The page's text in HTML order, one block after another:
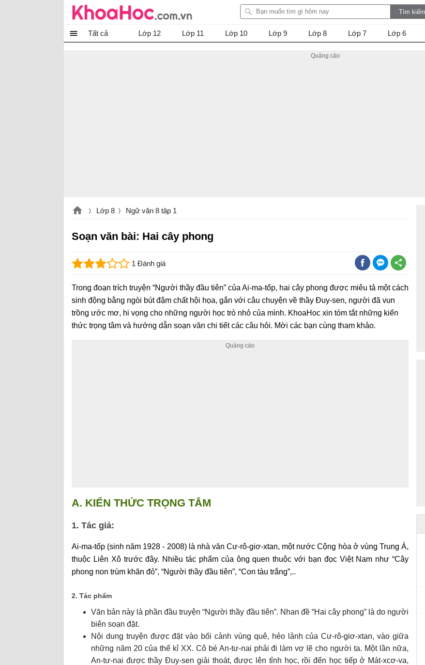
Tất cả Lớp 12 Lớp 11 Lớp 10 Lớp 9 Lớp 8 Lớp 7 Lớp 6
Lớp 8 Ngữ văn 8 tập 1
Soạn văn bài: Hai cây phong
1 Đánh giá
Trong đoạn trích truyện “Người thầy đầu tiên” của Ai-ma-tốp, hai cây phong được miêu tả một cách
sinh động bằng ngòi bút đậm chất hội họa, gắn với câu chuyện về thầy Đuy-sen, người đã vun
trồng ước mơ, hi vọng cho những người học trò nhỏ của mình. KhoaHoc xin tóm tắt những kiến
thức trọng tâm và hướng dẫn soạn văn chi tiết các câu hỏi. Mời các bạn cùng tham khảo.
A. KIẾN THỨC TRỌNG TÂM
1. Tác giả:
Ai-ma-tốp (sinh năm 1928 - 2008) là nhà văn Cư-rô-giơ-xtan, một nước Cộng hòa ở vùng Trung Á,
thuộc Liên Xô trước đây. Nhiều tác phẩm của ông quen thuộc với bạn đọc Việt Nam như “Cây
phong non trùm khăn đỏ”, “Người thầy đầu tiên”, “Con tàu trắng”,..
2. Tác phẩm
Văn bản này là phần đầu truyện “Người thầy đầu tiên”. Nhan đề “Hai cây phong” là do người
biên soạn đặt.
Nội dung truyện được đặt vào bối cảnh vùng quê, hẻo lảnh của Cư-rô-giơ-xtan, vào giữa
những năm 20 của thế kỉ XX. Cô bé An-tư-nai phải đi làm vợ lẽ cho người ta. Một lần nữa,
An-tư-nai được thầy Đuy-sen giải thoát, được lên tỉnh học, rồi đến học tiếp ở Mát-xcơ-va,